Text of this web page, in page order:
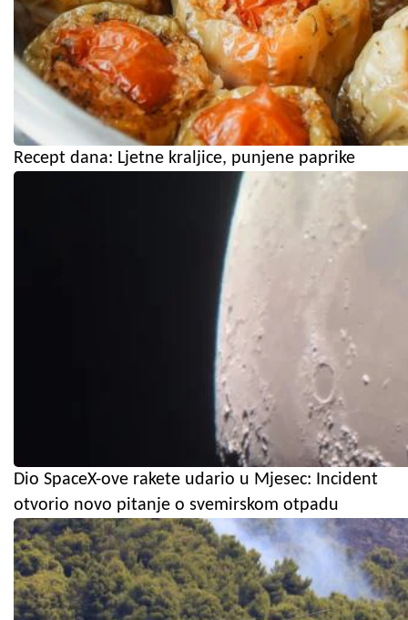
Recept dana: Ljetne kraljice, punjene paprike
Dio SpaceX-ove rakete udario u Mjesec: Incident
otvorio novo pitanje o svemirskom otpadu